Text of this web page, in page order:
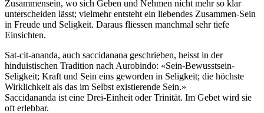
Zusammensein, wo sich Geben und Nehmen nicht mehr so klar
unterscheiden lässt; vielmehr entsteht ein liebendes Zusammen-Sein
in Freude und Seligkeit. Daraus fliessen manchmal sehr tiefe
Einsichten.
Sat-cit-ananda, auch saccidanana geschrieben, heisst in der
hinduistischen Tradition nach Aurobindo: «Sein-Bewusstsein-
Seligkeit; Kraft und Sein eins geworden in Seligkeit; die höchste
Wirklichkeit als das im Selbst existierende Sein.»
Saccidananda ist eine Drei-Einheit oder Trinität. Im Gebet wird sie
oft erlebbar.